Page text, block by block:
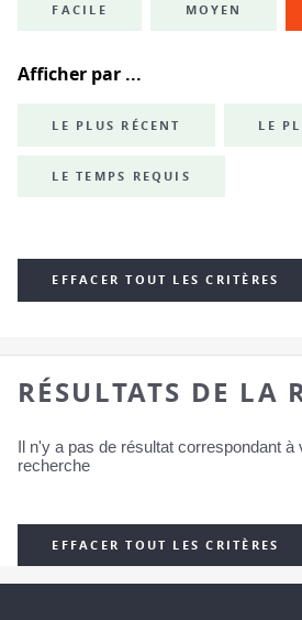
FACILE MOYEN
Afficher par ...
LE PLUS RÉCENT LE
LE TEMPS REQUIS
EFFACER TOUT LES CRITÈRES
RÉSULTATS DE LA
Il n'y a pas de résultat correspondant à
recherche
EFFACER TOUT LES CRITÈRES